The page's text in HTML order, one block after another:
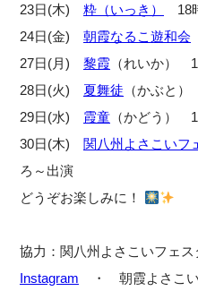
23日(木)粋（いっき） 18
24日(金)朝霞なるこ遊和会
27日(月)黎霞 （れいか）
28日(火) 夏舞徒 （かぶと
29日(水) 霞童 （かどう）
30日(木) 関八州よさこいフ
ろ～出演
どうぞお楽しみに！
協力：関八州よさこいフェ
Instagram ・ 朝霞よさこい